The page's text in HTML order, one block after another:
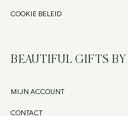
COOKIE BELEID
BEAUTIFUL GIFTS BY
MIJN ACCOUNT
CONTACT